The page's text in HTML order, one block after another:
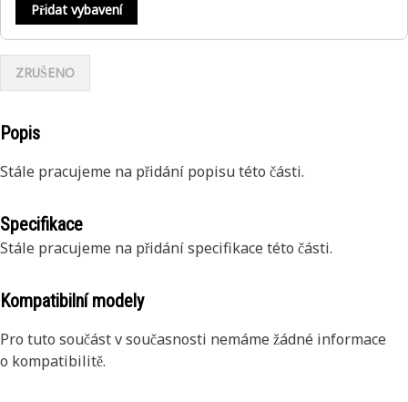
Přidat vybavení
ZRUŠENO
Popis
Stále pracujeme na přidání popisu této části.
Specifikace
Stále pracujeme na přidání specifikace této části.
Kompatibilní modely
Pro tuto součást v současnosti nemáme žádné informace
o kompatibilitě.